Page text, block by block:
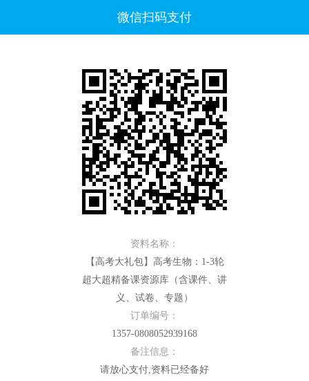
微信扫码支付
资料名称：
【高考大礼包】高考生物：1-3轮
超大超精备课资源库（含课件、讲
义、试卷、专题）
订单编号：
1357-0808052939168
备注信息：
请放心支付,资料已经备好